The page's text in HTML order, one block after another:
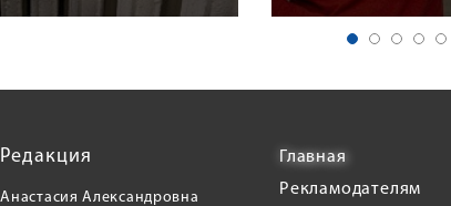
Редакция
Анастасия Александровна
Главная
Рекламодателям